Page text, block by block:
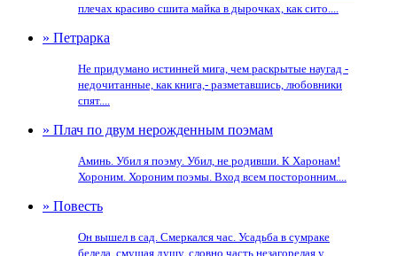
плечах красиво сшита майка в дырочках, как сито....
» Петрарка
Не придумано истинней мига, чем раскрытые наугад -
недочитанные, как книга,- разметавшись, любовники
спят....
» Плач по двум нерожденным поэмам
Аминь. Убил я поэму. Убил, не родивши. К Харонам!
Хороним. Хороним поэмы. Вход всем посторонним....
» Повесть
Он вышел в сад. Смеркался час. Усадьба в сумраке
белела, смущая душу, словно часть незагорелая у